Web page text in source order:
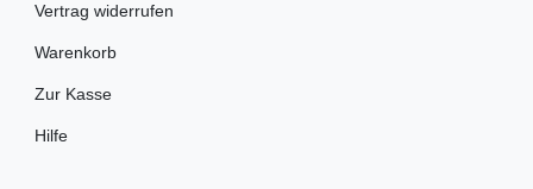
Vertrag widerrufen
Warenkorb
Zur Kasse
Hilfe